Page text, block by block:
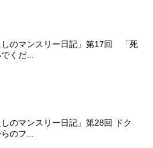
しのマンスリー日記」第17回 「死
くだ...
しのマンスリー日記」第28回 ドク
のフ...